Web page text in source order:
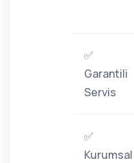
✅
Garantili
Servis
✅
Kurumsal